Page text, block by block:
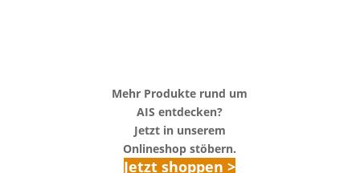
Mehr Produkte rund um
AIS entdecken?
Jetzt in unserem
Onlineshop stöbern.
Jetzt shoppen >